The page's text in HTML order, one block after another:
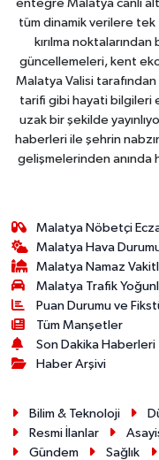
entegre Malatya canlı
tüm dinamik verilere tek
kırılma
güncellemeleri, kent
Malatya Valisi tarafından
tarifi gibi hayati bilgileri
uzak bir şekilde
haberleri ile şehrin
gelişmelerinden anında
Malatya Nöbetçi
Malatya Hava
Malatya Namaz
Malatya Trafik
Puan Durumu ve
Tüm Manşetler
Son Dakika Haberleri
Haber Arşivi
Bilim & Teknoloji
Resmi İlanlar
Gündem
Sağlık